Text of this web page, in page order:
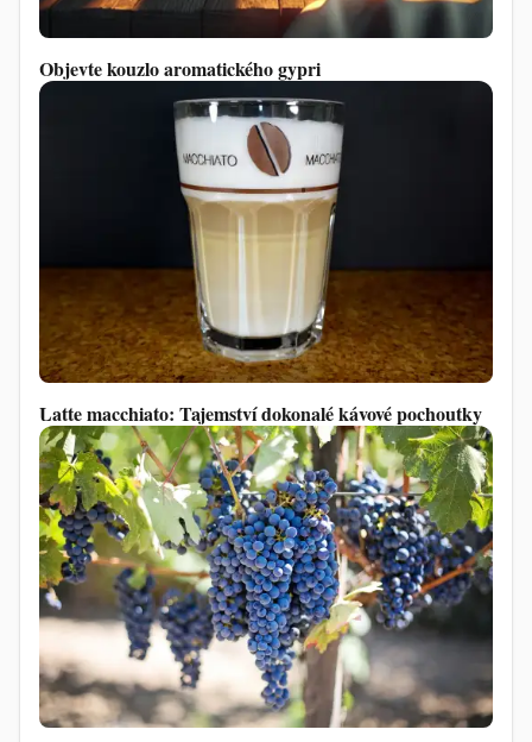
Objevte kouzlo aromatického gypri
Latte macchiato: Tajemství dokonalé kávové pochoutky